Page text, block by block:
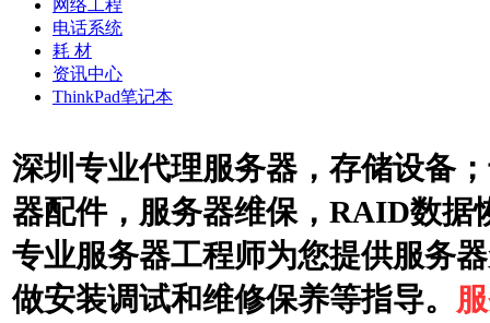
网络工程
电话系统
耗 材
资讯中心
ThinkPad笔记本
深圳专业代理服务器，存储设备
器配件，服务器维保，RAID数据
专业服务器工程师为您提供服务
做安装调试和维修保养等指导。